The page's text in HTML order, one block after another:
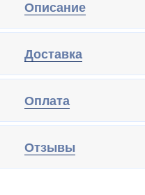
Описание
Доставка
Оплата
Отзывы